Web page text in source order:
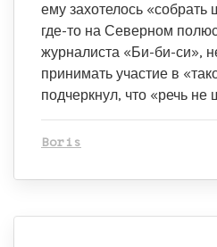
ему захотелось «собрать
где-то на Северном
журналиста «Би-би-си»,
принимать участие в
подчеркнул, что «речь не
Boris